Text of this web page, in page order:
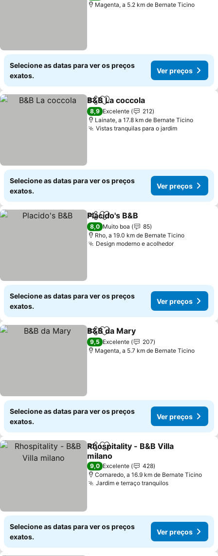
Magenta, a 5.2 km de Bernate Ticino
Selecione as datas para ver os preços
exatos.
Ver preços
PartilharAdicionar aos favoritos
B&B La coccola
8,9 Excelente
212
Lainate, a 17.8 km de Bernate Ticino
Vistas tranquilas para o jardim
Selecione as datas para ver os preços
exatos.
Ver preços
PartilharAdicionar aos favoritos
Placido's B&B
8,0 Muito boa
85
Rho, a 19.0 km de Bernate Ticino
Design moderno e acolhedor
Selecione as datas para ver os preços
exatos.
Ver preços
PartilharAdicionar aos favoritos
B&B da Mary
9,5 Excelente
207
Magenta, a 5.7 km de Bernate Ticino
Selecione as datas para ver os preços
exatos.
Ver preços
PartilharAdicionar aos favoritos
Rhospitality - B&B Villa
milano
9,0 Excelente
428
Cornaredo, a 16.9 km de Bernate Ticino
Jardim e terraço tranquilos
Selecione as datas para ver os preços
exatos.
Ver preços